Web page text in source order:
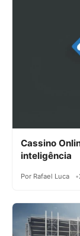
Cassino
inteligência
Por Rafael Luca